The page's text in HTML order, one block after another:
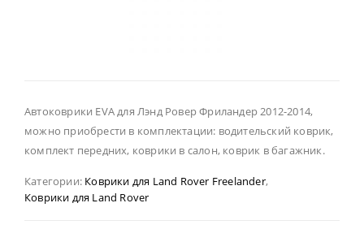
Автоковрики EVA для Лэнд Ровер Фриландер 2012-2014,
можно приобрести в комплектации: водительский коврик,
комплект передних, коврики в салон, коврик в багажник.
Категории: Коврики для Land Rover Freelander,
Коврики для Land Rover